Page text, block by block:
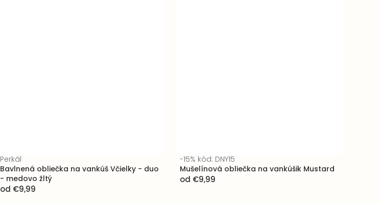
Perkál
Bavlnená obliečka na vankúš Včielky - duo
- medovo žltý
od €9,99
-15% kód: DNY15
Mušelínová obliečka na vankúšik Mustard
od €9,99